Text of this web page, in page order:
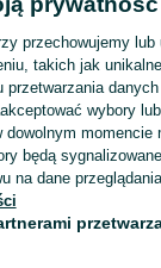
przechowujemy lub
takich jak
przetwarzania
wybory
dowolnym momencie
będą
na dane